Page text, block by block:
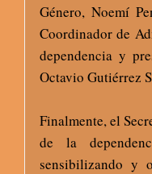
Género, Noemí
Coordinador de
dependencia y
Octavio Gutiérrez
Finalmente, el
de la
sensibilizando y